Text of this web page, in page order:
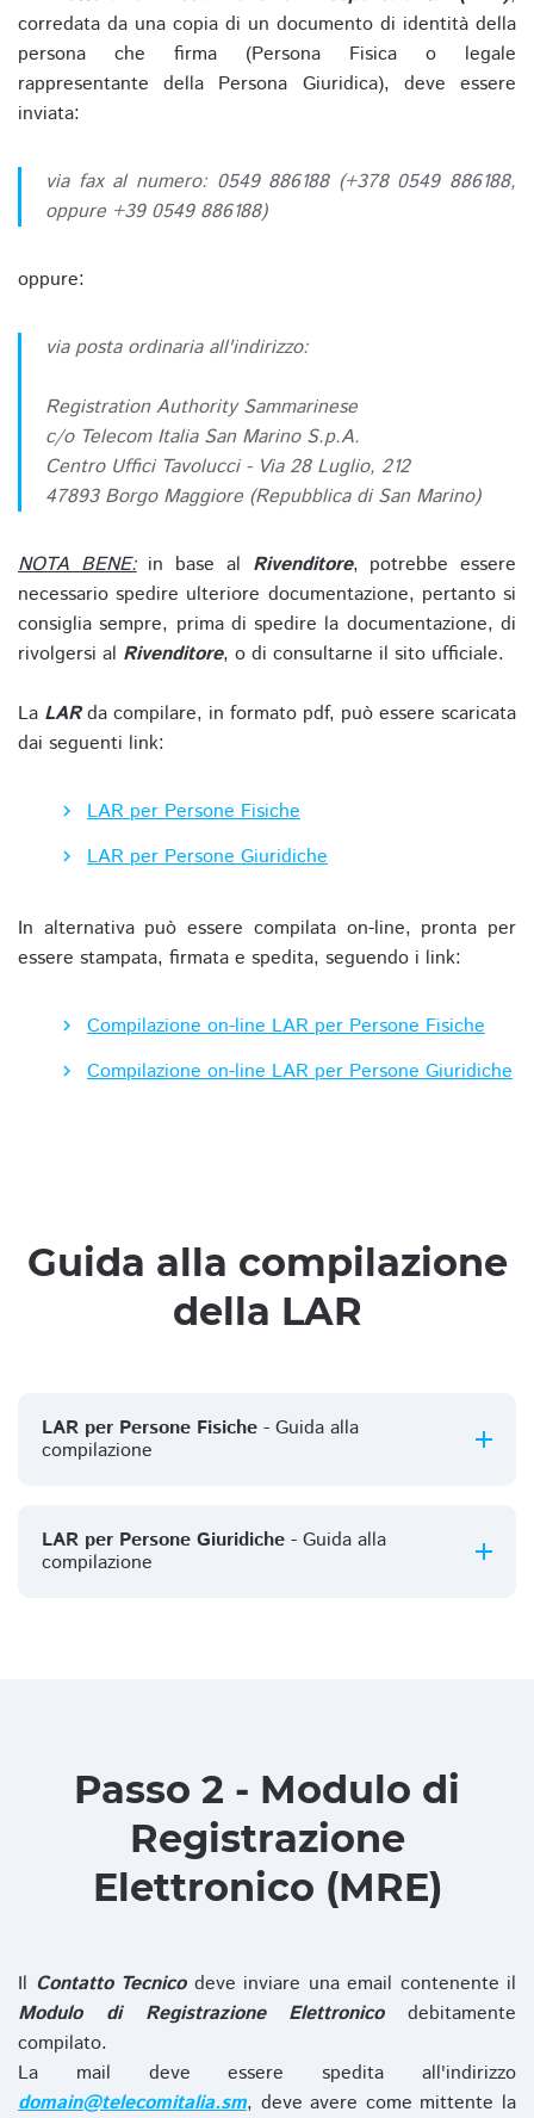
corredata da una copia di un documento di identità della
persona che firma (Persona Fisica o legale
rappresentante della Persona Giuridica), deve essere
inviata:
via fax al numero: 0549 886188 (+378 0549 886188,
oppure +39 0549 886188)
oppure:
via posta ordinaria all'indirizzo:
Registration Authority Sammarinese
c/o Telecom Italia San Marino S.p.A.
Centro Uffici Tavolucci - Via 28 Luglio, 212
47893 Borgo Maggiore (Repubblica di San Marino)
NOTA BENE:in base al Rivenditore, potrebbe essere
necessario spedire ulteriore documentazione, pertanto si
consiglia sempre, prima di spedire la documentazione, di
rivolgersi al Rivenditore, o di consultarne il sito ufficiale.
La LARda compilare, in formato pdf, può essere scaricata
dai seguenti link:
LAR per Persone Fisiche
LAR per Persone Giuridiche
In alternativa può essere compilata on-line, pronta per
essere stampata, firmata e spedita, seguendo i link:
Compilazione on-line LAR per Persone Fisiche
Compilazione on-line LAR per Persone Giuridiche
Guida alla compilazione
della LAR
LAR per Persone Fisiche - Guida alla
compilazione
LAR per Persone Giuridiche - Guida alla
compilazione
Passo 2 - Modulo di
Registrazione
Elettronico (MRE)
Il Contatto Tecnicodeve inviare una email contenente il
Modulo di Registrazione Elettronicodebitamente
compilato.
La mail deve essere spedita all'indirizzo
domain@telecomitalia.sm, deve avere come mittente la